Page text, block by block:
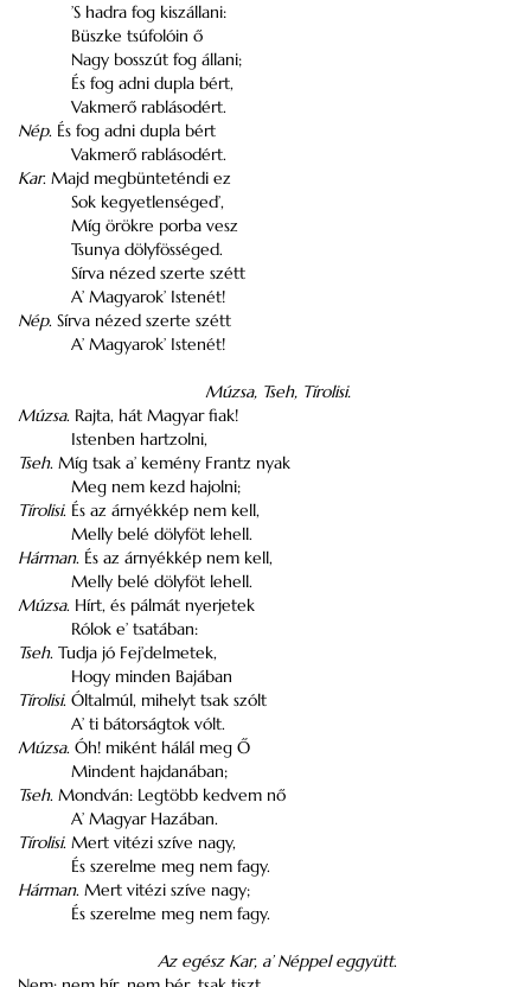
’S hadra fog kiszállani:
Büszke tsúfolóin ő
Nagy bosszút fog állani;
És fog adni dupla bért,
Vakmerő rablásodért.
Nép. És fog adni dupla bért
Vakmerő rablásodért.
Kar. Majd megbünteténdi ez
Sok kegyetlenséged’,
Míg örökre porba vesz
Tsunya dölyfösséged.
Sírva nézed szerte szétt
A’ Magyarok’ Istenét!
Nép. Sírva nézed szerte szétt
A’ Magyarok’ Istenét!
Múzsa, Tseh, Tírolisi.
Múzsa. Rajta, hát Magyar fiak!
Istenben hartzolni,
Tseh. Míg tsak a’ kemény Frantz nyak
Meg nem kezd hajolni;
Tírolisi. És az árnyékkép nem kell,
Melly belé dölyföt lehell.
Hárman. És az árnyékkép nem kell,
Melly belé dölyföt lehell.
Múzsa. Hírt, és pálmát nyerjetek
Rólok e’ tsatában:
Tseh. Tudja jó Fej’delmetek,
Hogy minden Bajában
Tírolisi. Óltalmúl, mihelyt tsak szólt
A’ ti bátorságtok vólt.
Múzsa. Óh! miként hálál meg Ő
Mindent hajdanában;
Tseh. Mondván: Legtöbb kedvem nő
A’ Magyar Hazában.
Tírolisi. Mert vitézi szíve nagy,
És szerelme meg nem fagy.
Hárman. Mert vitézi szíve nagy;
És szerelme meg nem fagy.
Az egész Kar, a’ Néppel eggyütt.